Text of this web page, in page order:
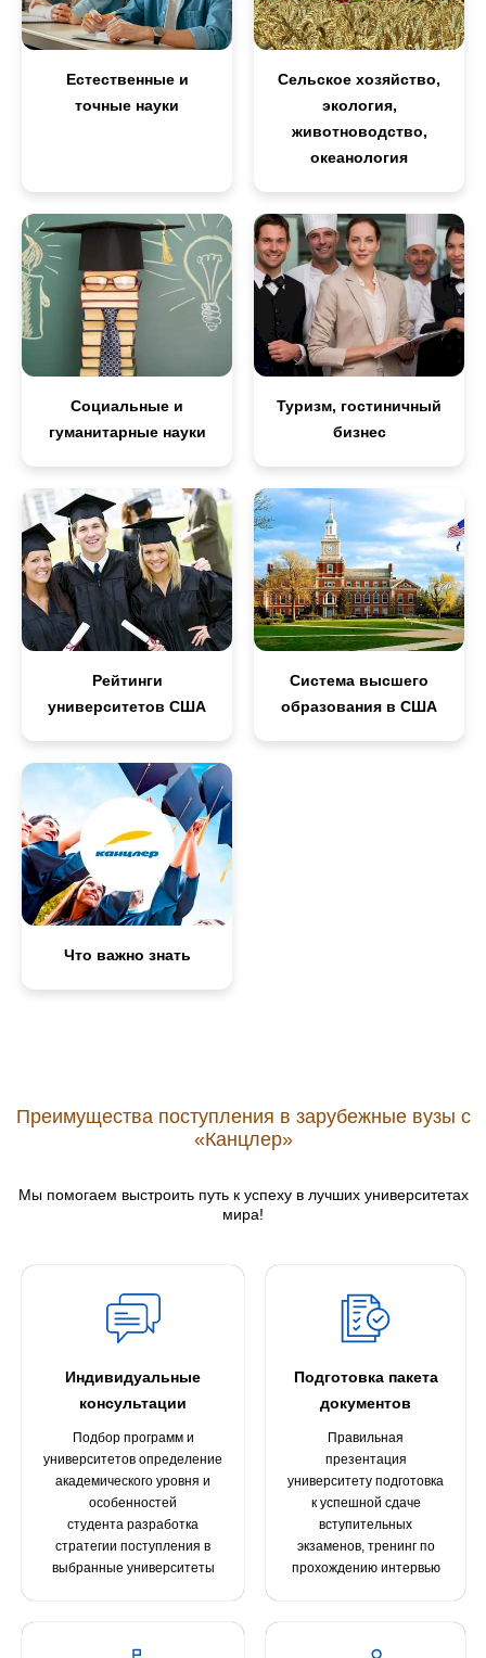
Естественные и
точные науки
Сельское хозяйство,
экология,
животноводство,
океанология
Социальные и
гуманитарные науки
Туризм, гостиничный
бизнес
Рейтинги
университетов США
Система высшего
образования в США
Что важно знать
Преимущества поступления в зарубежные вузы с
«Канцлер»
Мы помогаем выстроить путь к успеху в лучших университетах
мира!
Индивидуальные
консультации
Подбор программ и
университетов определение
академического уровня и
особенностей
студента разработка
стратегии поступления в
выбранные университеты
Подготовка пакета
документов
Правильная
презентация
университету подготовка
к успешной сдаче
вступительных
экзаменов, тренинг по
прохождению интервью